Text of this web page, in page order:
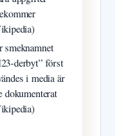
smeknamnet
derbyt” först
i media är
dokumenterat